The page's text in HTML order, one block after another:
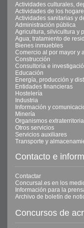
Actividades culturales,
Actividades de los
Actividades sanitarias y
Administración pública
Agricultura, silvicultura y
Agua; tratamiento de
Bienes inmuebles
Comercio al por mayor y
Construcción
Consultoría e
Educación
Energía, producción y
Entidades financieras
Hostelería
Industria
Información y
Minería
Organismos
Otros servicios
Servicios auxiliares
Transporte y
Contacto e
Contactar
Concursal.es en los
Información para la
Archivo de boletín de
Concursos de